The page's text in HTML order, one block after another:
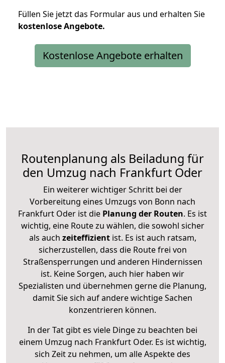
Füllen Sie jetzt das Formular aus und erhalten Sie
kostenloseAngebote.
Kostenlose Angebote erhalten
Routenplanung als Beiladung für
den Umzug nach Frankfurt Oder
Ein weiterer wichtiger Schritt bei der
Vorbereitung eines Umzugs von Bonn nach
Frankfurt Oder ist die Planung der Routen. Es ist
wichtig, eine Route zu wählen, die sowohl sicher
als auch zeiteffizientist. Es ist auch ratsam,
sicherzustellen, dass die Route frei von
Straßensperrungen und anderen Hindernissen
ist. Keine Sorgen, auch hier haben wir
Spezialisten und übernehmen gerne die Planung,
damit Sie sich auf andere wichtige Sachen
konzentrieren können.
In der Tat gibt es viele Dinge zu beachten bei
einem Umzug nach Frankfurt Oder. Es ist wichtig,
sich Zeit zu nehmen, um alle Aspekte des